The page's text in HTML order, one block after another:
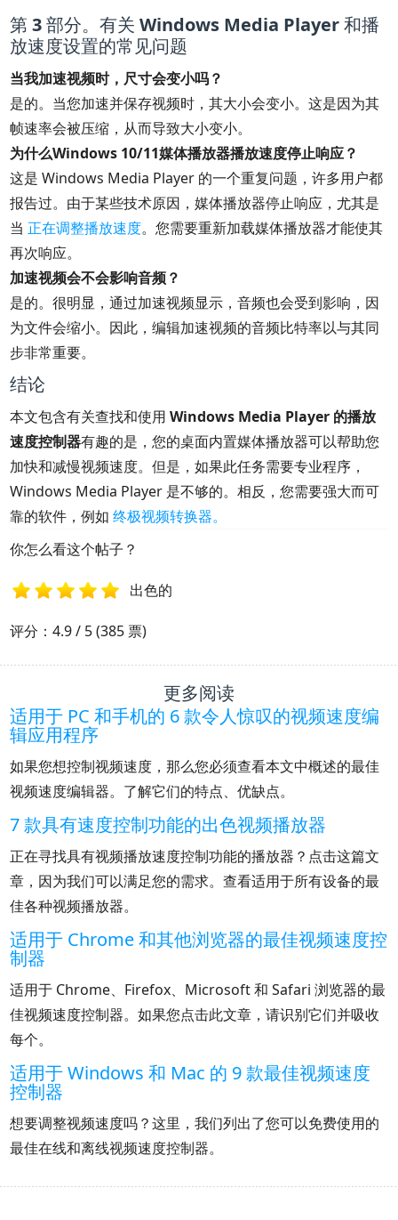
第 3 部分。有关 Windows Media Player 和播
放速度设置的常见问题
当我加速视频时，尺寸会变小吗？
是的。当您加速并保存视频时，其大小会变小。这是因为其
帧速率会被压缩，从而导致大小变小。
为什么Windows 10/11媒体播放器播放速度停止响应？
这是 Windows Media Player 的一个重复问题，许多用户都
报告过。由于某些技术原因，媒体播放器停止响应，尤其是
当正在调整播放速度。您需要重新加载媒体播放器才能使其
再次响应。
加速视频会不会影响音频？
是的。很明显，通过加速视频显示，音频也会受到影响，因
为文件会缩小。因此，编辑加速视频的音频比特率以与其同
步非常重要。
结论
本文包含有关查找和使用Windows Media Player 的播放
速度控制器有趣的是，您的桌面内置媒体播放器可以帮助您
加快和减慢视频速度。但是，如果此任务需要专业程序，
Windows Media Player 是不够的。相反，您需要强大而可
靠的软件，例如终极视频转换器。
你怎么看这个帖子？
1 2 3 4 5
出色的
评分：4.9 / 5 (385 票)
更多阅读
适用于 PC 和手机的 6 款令人惊叹的视频速度编
辑应用程序
如果您想控制视频速度，那么您必须查看本文中概述的最佳
视频速度编辑器。了解它们的特点、优缺点。
7 款具有速度控制功能的出色视频播放器
正在寻找具有视频播放速度控制功能的播放器？点击这篇文
章，因为我们可以满足您的需求。查看适用于所有设备的最
佳各种视频播放器。
适用于 Chrome 和其他浏览器的最佳视频速度控
制器
适用于 Chrome、Firefox、Microsoft 和 Safari 浏览器的最
佳视频速度控制器。如果您点击此文章，请识别它们并吸收
每个。
适用于 Windows 和 Mac 的 9 款最佳视频速度
控制器
想要调整视频速度吗？这里，我们列出了您可以免费使用的
最佳在线和离线视频速度控制器。